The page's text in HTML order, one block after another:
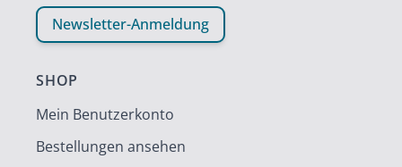
Newsletter-Anmeldung
SHOP
Mein Benutzerkonto
Bestellungen ansehen